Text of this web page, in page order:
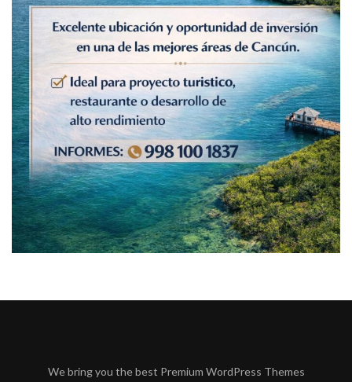
We bring you the best Premium WordPress Themes